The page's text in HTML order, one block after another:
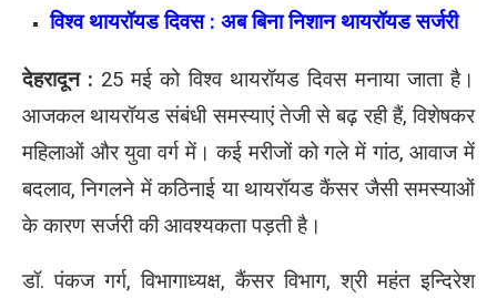
विश्व थायरॉयड दिवस : अब बिना निशान थायरॉयड सर्जरी
देहरादून : 25 मई को विश्व थायरॉयड दिवस मनाया जाता है।
आजकल थायरॉयड संबंधी समस्याएं तेजी से बढ़ रही हैं, विशेषकर
महिलाओं और युवा वर्ग में। कई मरीजों को गले में गांठ, आवाज में
बदलाव, निगलने में कठिनाई या थायरॉयड कैंसर जैसी समस्याओं
के कारण सर्जरी की आवश्यकता पड़ती है।
डॉ. पंकज गर्ग, विभागाध्यक्ष, कैंसर विभाग, श्री महंत इन्दिरेश